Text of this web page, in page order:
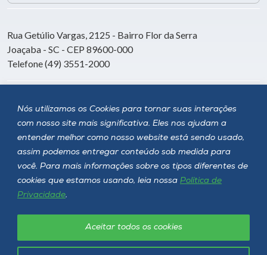
Nós utilizamos os Cookies para tornar suas interações
com nosso site mais significativa. Eles nos ajudam a
entender melhor como nosso website está sendo usado,
assim podemos entregar conteúdo sob medida para
você. Para mais informações sobre os tipos diferentes de
cookies que estamos usando, leia nossa Política de
Privacidade.
Aceitar todos os cookies
Rua Getúlio Vargas, 2125 - Bairro Flor da Serra
Joaçaba - SC - CEP 89600-000
Telefone (49) 3551-2000
Siga a Unoesc
Política de privacidade LGPD